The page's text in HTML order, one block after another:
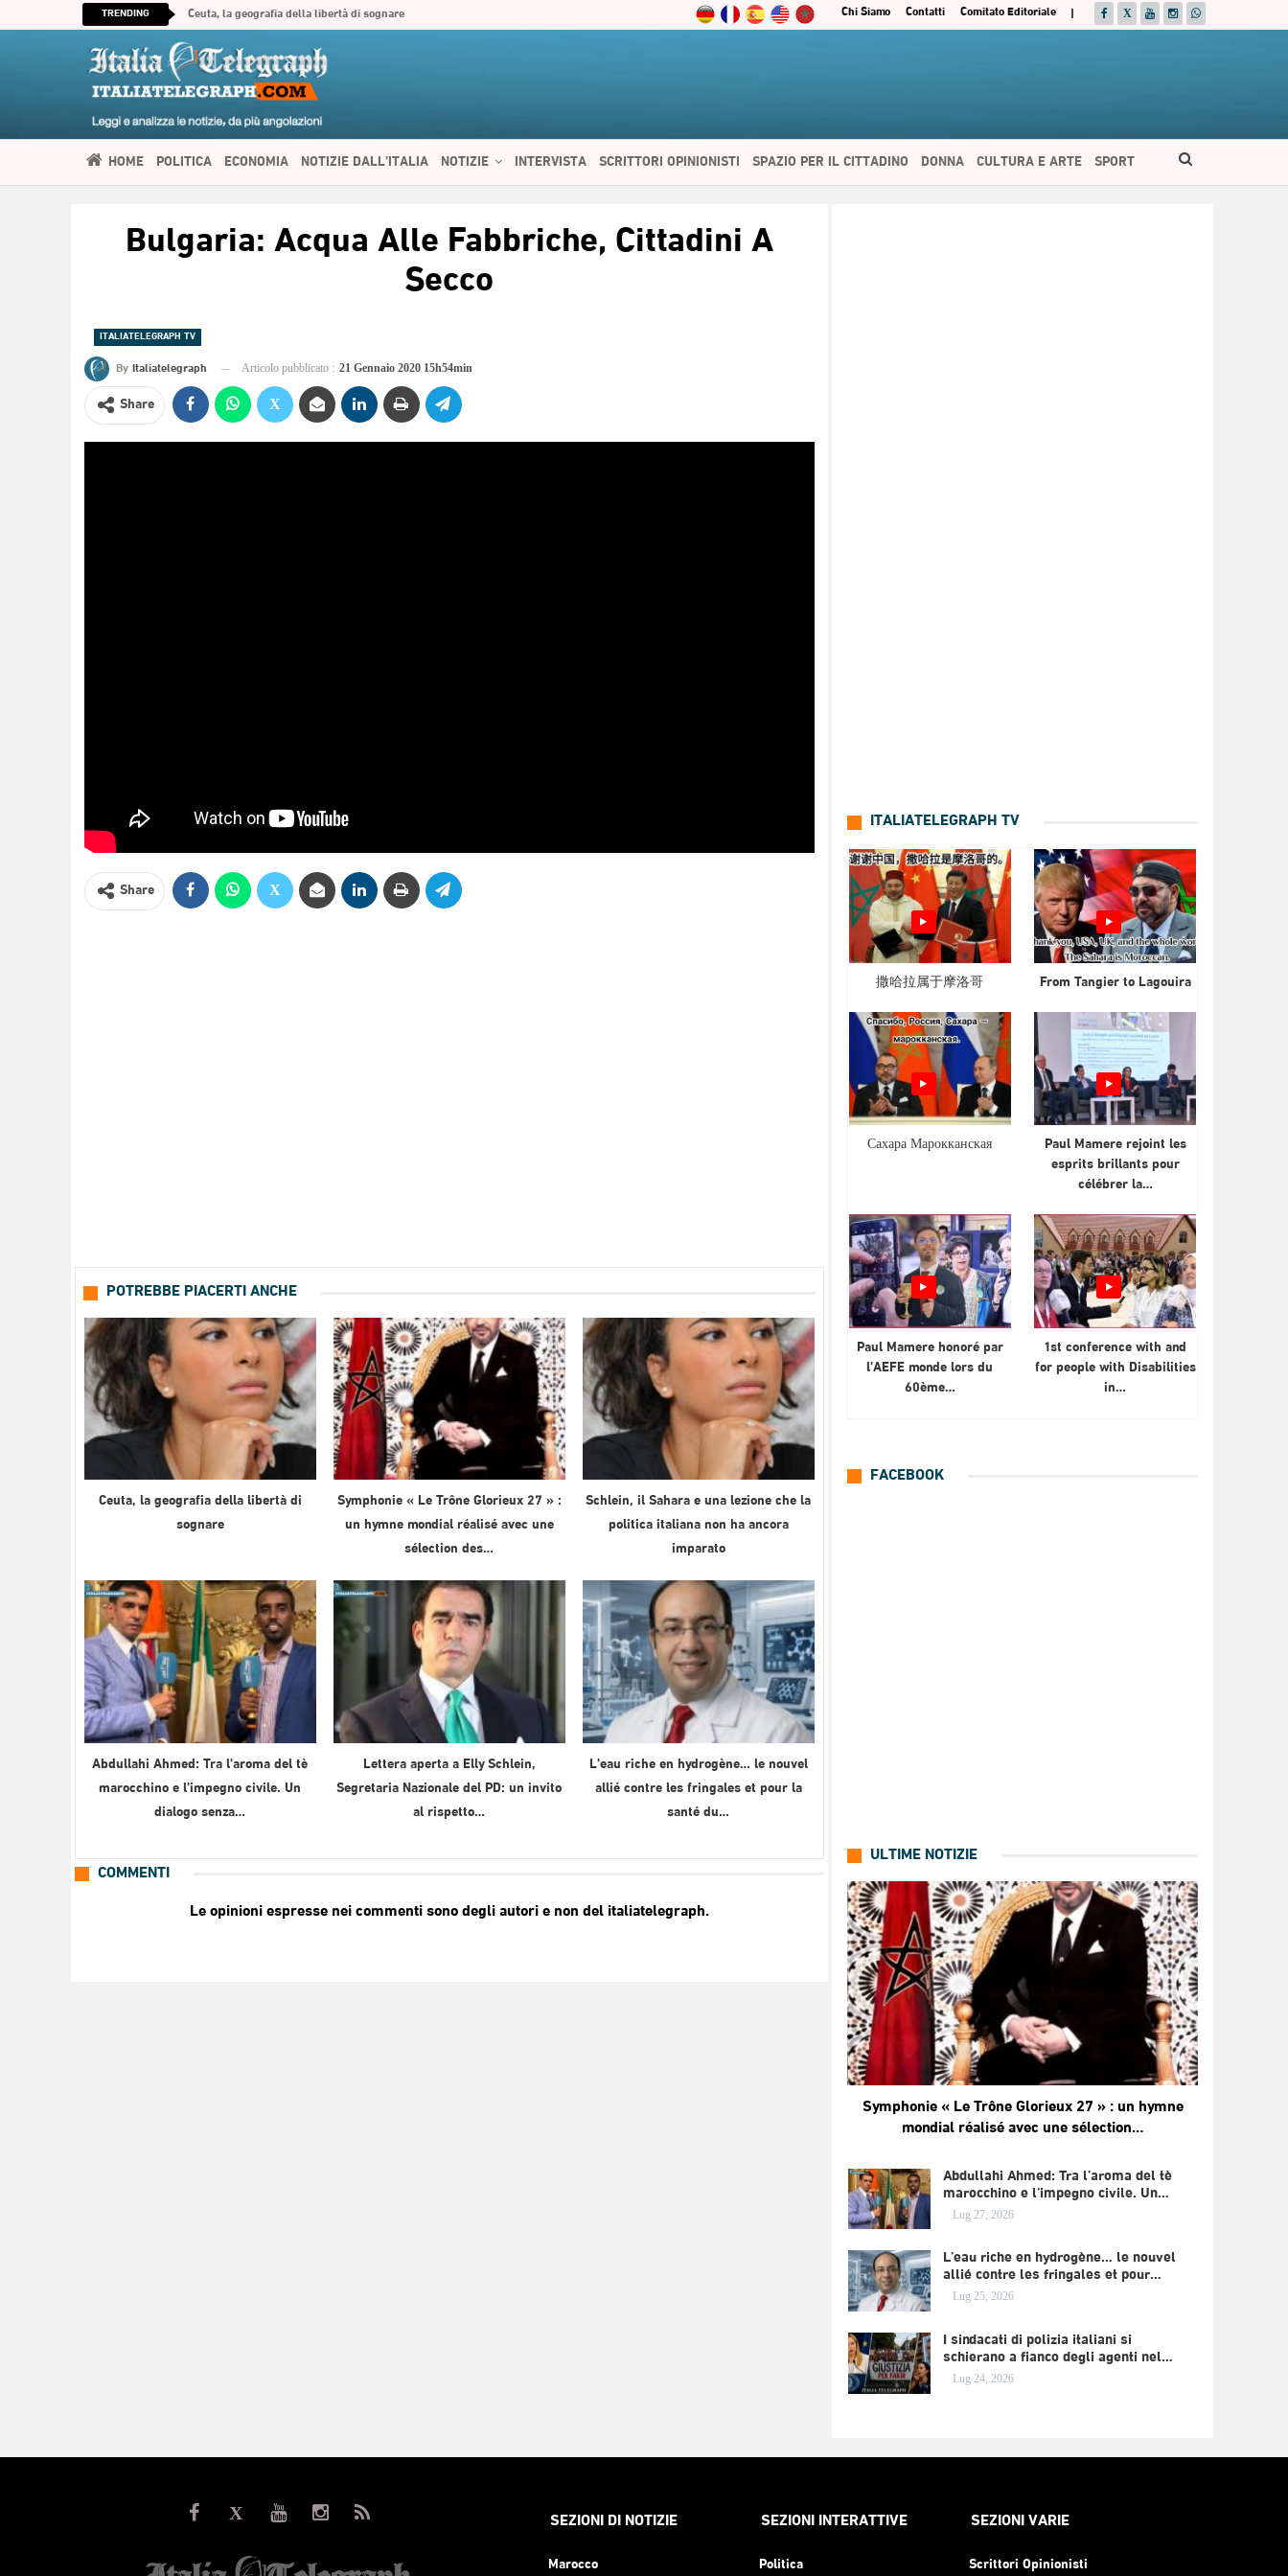
|
Comitato Editoriale
Contatti
Chi Siamo
TRENDING Ceuta, la geografia della libertà di sognare
HOME POLITICA ECONOMIA NOTIZIE DALL’ITALIA NOTIZIE INTERVISTA SCRITTORI OPINIONISTI SPAZIO PER IL CITTADINO DONNA CULTURA E ARTE SPORT
العربية
Bulgaria: Acqua Alle Fabbriche, Cittadini A
Secco
ITALIATELEGRAPH TV
By Italiatelegraph Articolo pubblicato : 21 Gennaio 2020 15h54min
Share
Share
POTREBBE PIACERTI ANCHE
Ceuta, la geografia della libertà di
sognare
Symphonie « Le Trône Glorieux 27 » :
un hymne mondial réalisé avec une
sélection des…
Schlein, il Sahara e una lezione che la
politica italiana non ha ancora
imparato
Abdullahi Ahmed: Tra l’aroma del tè
marocchino e l’impegno civile. Un
dialogo senza…
Lettera aperta a Elly Schlein,
Segretaria Nazionale del PD: un invito
al rispetto…
L’eau riche en hydrogène… le nouvel
allié contre les fringales et pour la
santé du…
COMMENTI
Le opinioni espresse nei commenti sono degli autori e non del italiatelegraph.
ITALIATELEGRAPH TV
撒哈拉属于摩洛哥 From Tangier to Lagouira
Сахара Марокканская
Paul Mamere rejoint les
esprits brillants pour
célébrer la…
Paul Mamere honoré par
l’AEFE monde lors du
60ème…
1st conference with and
for people with Disabilities
in…
FACEBOOK
ULTIME NOTIZIE
Symphonie « Le Trône Glorieux 27 » : un hymne
mondial réalisé avec une sélection…
Abdullahi Ahmed: Tra l’aroma del tè
marocchino e l’impegno civile. Un…
Lug 27, 2026
L’eau riche en hydrogène… le nouvel
allié contre les fringales et pour…
Lug 25, 2026
I sindacati di polizia italiani si
schierano a fianco degli agenti nel…
Lug 24, 2026
SEZIONI DI NOTIZIE
Marocco
SEZIONI INTERATTIVE
Politica
SEZIONI VARIE
Scrittori Opinionisti